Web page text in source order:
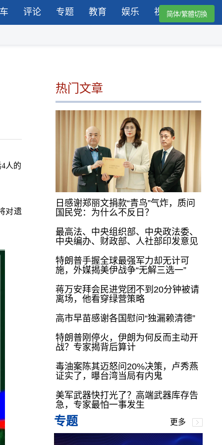
评论 专题 教育 娱乐 视频简体/繁體切換
人的
对遗
热门文章
日感谢郑丽文捐款“青鸟”气炸，质问
国民党：为什么不反日？
最高法、中央组织部、中央政法委、
中央编办、财政部、人社部印发意见
特朗普手握全球最强军力却无计可
施，外媒揭美伊战争“无解三选一”
蒋万安拜会民进党团不到20分钟被请
离场，他看穿绿营策略
高市早苗感谢各国慰问“独漏赖清德”
特朗普刚停火，伊朗为何反而主动开
战？专家揭背后算计
毒油案陈其迈怒问20%决策，卢秀燕
证实了，曝台湾当局有内鬼
美军武器快打光了？高端武器库存告
急，专家最怕一事发生
专题 更多